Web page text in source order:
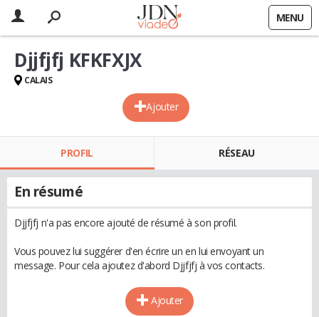
MENU
Ajouter
Djjfjfj KFKFXJX
CALAIS
PROFIL RÉSEAU
En résumé
Djjfjfj n'a pas encore ajouté de résumé à son profil.
Vous pouvez lui suggérer d'en écrire un en lui envoyant un
message. Pour cela ajoutez d'abord Djjfjfj à vos contacts.
Ajouter